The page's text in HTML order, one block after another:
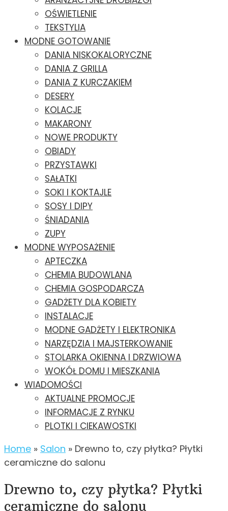
OŚWIETLENIE
TEKSTYLIA
MODNE GOTOWANIE
DANIA NISKOKALORYCZNE
DANIA Z GRILLA
DANIA Z KURCZAKIEM
DESERY
KOLACJE
MAKARONY
NOWE PRODUKTY
OBIADY
PRZYSTAWKI
SAŁATKI
SOKI I KOKTAJLE
SOSY I DIPY
ŚNIADANIA
ZUPY
MODNE WYPOSAŻENIE
APTECZKA
CHEMIA BUDOWLANA
CHEMIA GOSPODARCZA
GADŻETY DLA KOBIETY
INSTALACJE
MODNE GADŻETY I ELEKTRONIKA
NARZĘDZIA I MAJSTERKOWANIE
STOLARKA OKIENNA I DRZWIOWA
WOKÓŁ DOMU I MIESZKANIA
WIADOMOŚCI
AKTUALNE PROMOCJE
INFORMACJE Z RYNKU
PLOTKI I CIEKAWOSTKI
Home » Salon » Drewno to, czy płytka? Płytki
ceramiczne do salonu
Drewno to, czy płytka? Płytki
ceramiczne do salonu